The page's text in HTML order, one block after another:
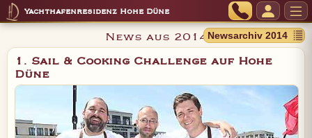
Yachthafenresidenz Hohe Düne
News aus 2014
1. Sail & Cooking Challenge auf Hohe
Düne